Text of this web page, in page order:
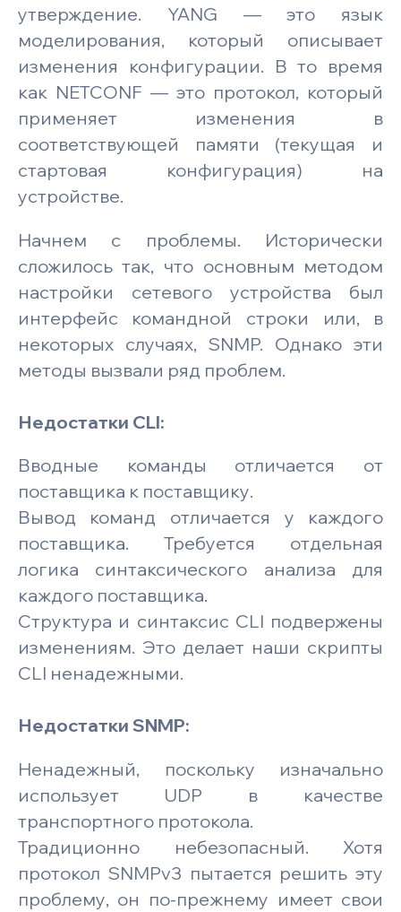
утверждение. YANG — это язык
моделирования, который описывает
изменения конфигурации. В то время
как NETCONF — это протокол, который
применяет изменения в
соответствующей памяти (текущая и
стартовая конфигурация) на
устройстве.
Начнем с проблемы. Исторически
сложилось так, что основным методом
настройки сетевого устройства был
интерфейс командной строки или, в
некоторых случаях, SNMP. Однако эти
методы вызвали ряд проблем.
Недостатки CLI:
Вводные команды отличается от
поставщика к поставщику.
Вывод команд отличается у каждого
поставщика. Требуется отдельная
логика синтаксического анализа для
каждого поставщика.
Структура и синтаксис CLI подвержены
изменениям. Это делает наши скрипты
CLI ненадежными.
Недостатки SNMP:
Ненадежный, поскольку изначально
использует UDP в качестве
транспортного протокола.
Традиционно небезопасный. Хотя
протокол SNMPv3 пытается решить эту
проблему, он по-прежнему имеет свои